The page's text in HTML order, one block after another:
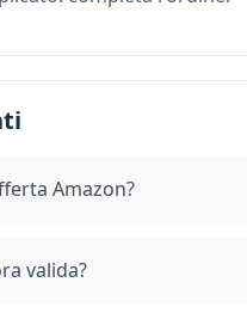
Amazon?
valida?